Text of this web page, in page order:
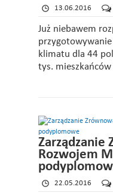
13.06.2016
Już niebawem
klimatu dla 44
tys. mieszkańców
Zarządzanie
Rozwojem
22.05.2016